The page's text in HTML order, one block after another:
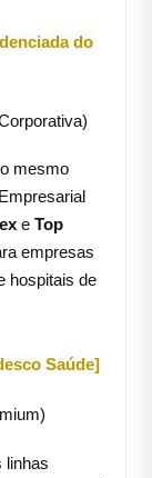
do
mesmo
e Top
empresas
hospitais de
Saúde]
linhas